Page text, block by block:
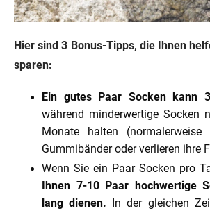
Hier sind 3 Bonus-Tipps, die Ihnen
sparen:
Ein gutes Paar Socken kann
während minderwertige Socken
Monate halten
Gummibänder oder verlieren ihre
Wenn Sie ein Paar Socken pro
Ihnen 7-10 Paar hochwertige
lang dienen. In der gleichen